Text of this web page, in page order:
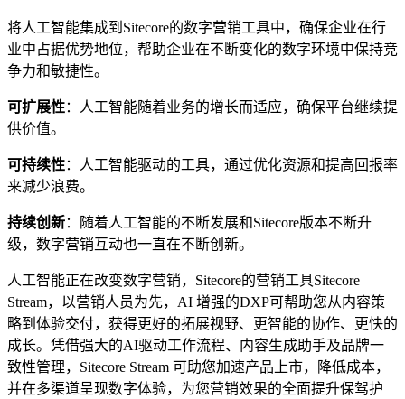
将人工智能集成到Sitecore的数字营销工具中，确保企业在行
业中占据优势地位，帮助企业在不断变化的数字环境中保持竞
争力和敏捷性。
可扩展性：人工智能随着业务的增长而适应，确保平台继续提
供价值。
可持续性：人工智能驱动的工具，通过优化资源和提高回报率
来减少浪费。
持续创新：随着人工智能的不断发展和Sitecore版本不断升
级，数字营销互动也一直在不断创新。
人工智能正在改变数字营销，Sitecore的营销工具Sitecore
Stream，以营销人员为先，AI 增强的DXP可帮助您从内容策
略到体验交付，获得更好的拓展视野、更智能的协作、更快的
成长。凭借强大的AI驱动工作流程、内容生成助手及品牌一
致性管理，Sitecore Stream 可助您加速产品上市，降低成本，
并在多渠道呈现数字体验，为您营销效果的全面提升保驾护